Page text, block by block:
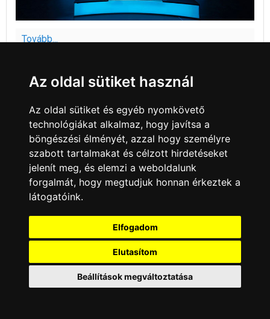
Tovább...
Ma indul a Feleségek
luxuskivitelben legújabb
évada
2020. április 20.
Link Twitter Facebook Linkedin
A luxusfeleségek története ma 21 órakor folytatódik a
VIASAT3-on. A Sony Pictures Television (SPT)
népszerű saját gyártású műsora négy epizóddal
készül a nézőknek. Az új részekből kiderül, hogyan
változott a már jól ismert szereplők élete, de két új
„feleség” is csatlakozik a csapathoz. Vidám
Az oldal sütiket használ
Az oldal sütiket és egyéb nyomkövető
technológiákat alkalmaz, hogy javítsa a
böngészési élményét, azzal hogy személyre
szabott tartalmakat és célzott hirdetéseket
jelenít meg, és elemzi a weboldalunk
forgalmát, hogy megtudjuk honnan érkeztek a
látogatóink.
Elfogadom
Elutasítom
Beállítások megváltoztatása